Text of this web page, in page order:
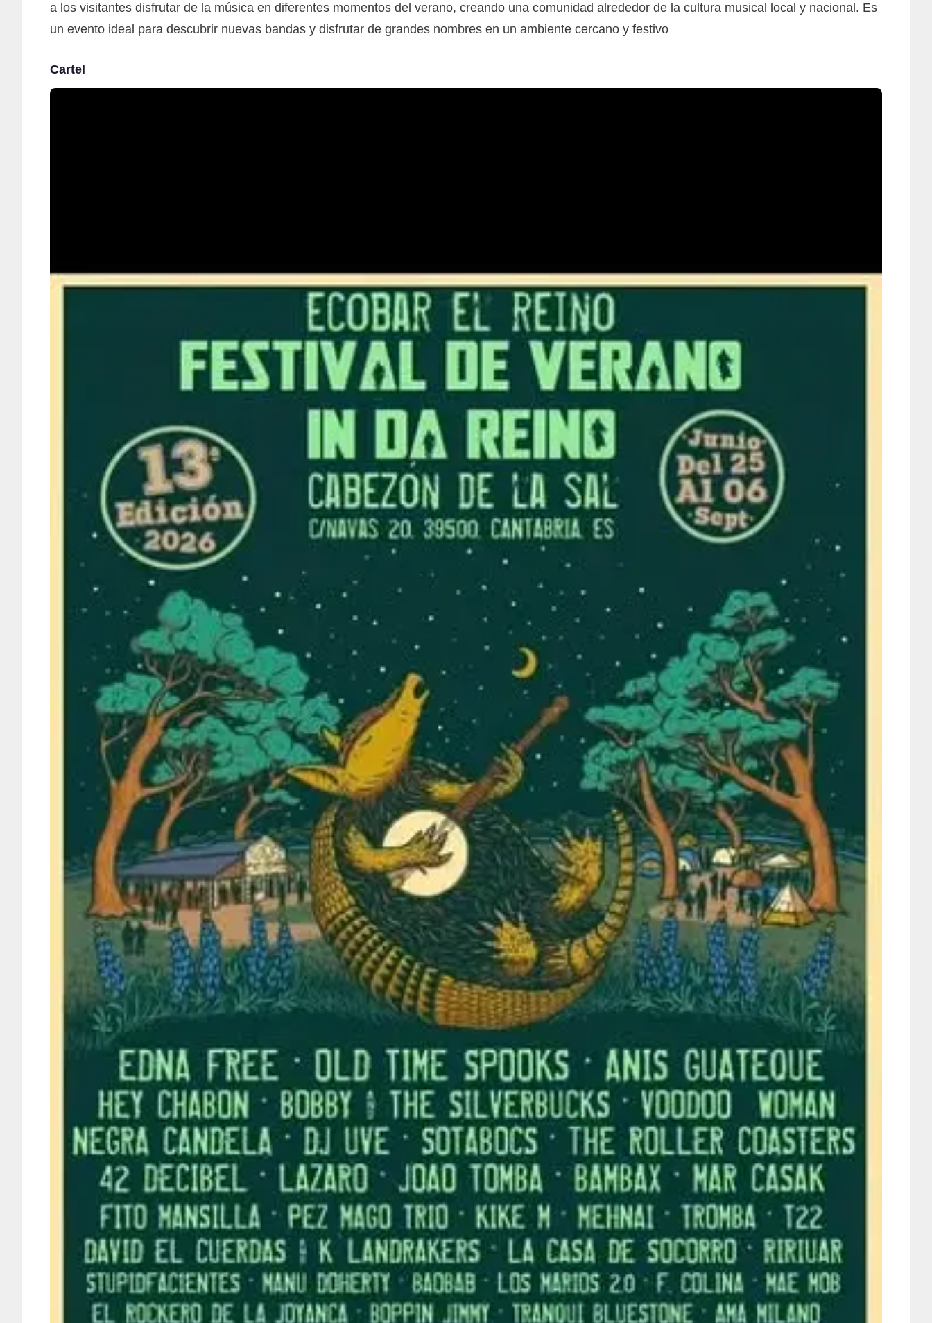
a los visitantes disfrutar de la música en diferentes momentos del verano, creando una comunidad alrededor de la cultura musical local y nacional. Es
un evento ideal para descubrir nuevas bandas y disfrutar de grandes nombres en un ambiente cercano y festivo
Cartel